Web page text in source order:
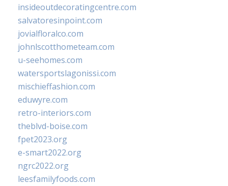
insideoutdecoratingcentre.com
salvatoresinpoint.com
jovialfloralco.com
johnlscotthometeam.com
u-seehomes.com
watersportslagonissi.com
mischieffashion.com
eduwyre.com
retro-interiors.com
theblvd-boise.com
fpet2023.org
e-smart2022.org
ngrc2022.org
leesfamilyfoods.com